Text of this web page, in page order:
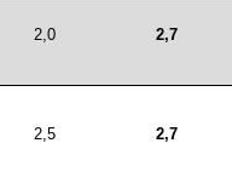
2,0 2,7
2,5 2,7